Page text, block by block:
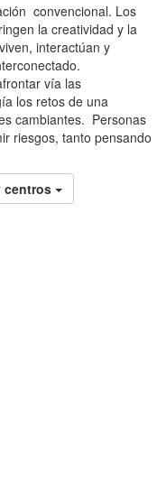
convencional. Los
la creatividad y la
interactúan y
vía las
los retos de una
cambiantes. Personas
riesgos, tanto pensando
centros